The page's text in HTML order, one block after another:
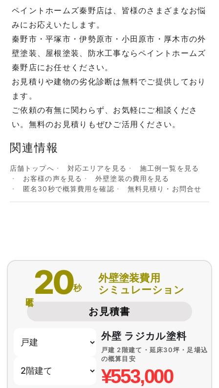
ペイントホームズ秦野店は、皆様のさまざまなお悩
みにお応えいたします。
秦野市・平塚市・伊勢原市・小田原市・厚木市の外
壁塗装、屋根塗装、防水工事ならペイントホームズ
秦野店にお任せください。
お見積りや建物の劣化診断は無料でご提供しており
ます。
ご依頼の有無に関わらず、お気軽にご相談くださ
い。無料のお見積りもぜひご活用ください。
関連情報
店舗トップへ 対応エリアを見る
施工例一覧を見る
お客様の声を見る
外壁塗装の費用を見る
匿名30秒で概算費用を確認
無料見積り・お問合せ
20秒
外壁塗装費用
シミュレーション
お見積書
外壁 ラジカル塗料
戸建 2階建て・延床30坪・足場込
の概算目安
¥553,000